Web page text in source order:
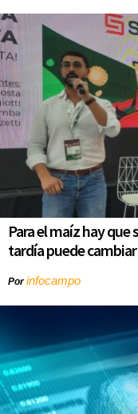
Para el maíz hay
tardía puede
Porinfocampo